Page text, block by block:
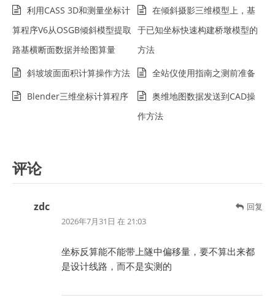
利用CASS 3D和测量坐标计
算程序V6从OSGB倾斜模型提取
路基横断面数据并绘图算量
在倾斜摄影三维模型上，基
于已知坐标快速构建桥墩模型的
方法
斜坡坡面面积计算操作方法
全站仪使用指南之测前准备
Blender三维坐标计算程序
奥维地图数据发送到CAD操
作方法
评论
回复
zdc
2026年7月31日 在 21:03
坐标反算能不能带上隧中偏移量，要不算出来都
是设计线路，而不是实测的